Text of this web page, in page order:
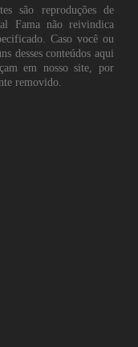
são reproduções de
Fama não reivindica
Caso você ou
desses conteúdos aqui
em nosso site, por
removido.